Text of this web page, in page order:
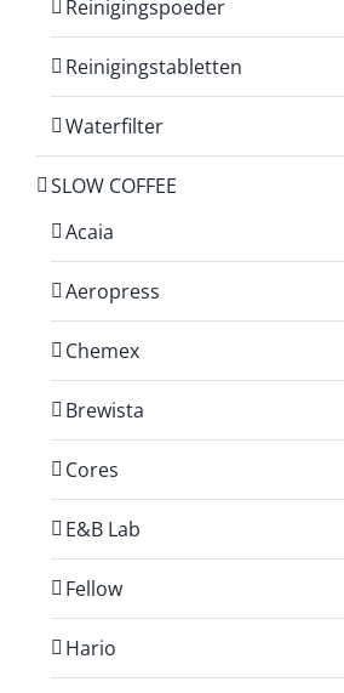
Reinigingspoeder
Reinigingstabletten
Waterfilter
SLOW COFFEE
Acaia
Aeropress
Chemex
Brewista
Cores
E&B Lab
Fellow
Hario